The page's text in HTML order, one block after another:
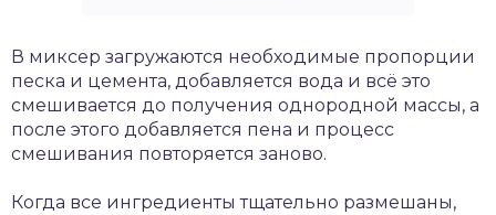
В миксер загружаются необходимые пропорции
песка и цемента, добавляется вода и всё это
смешивается до получения однородной массы, а
после этого добавляется пена и процесс
смешивания повторяется заново.
Когда все ингредиенты тщательно размешаны,